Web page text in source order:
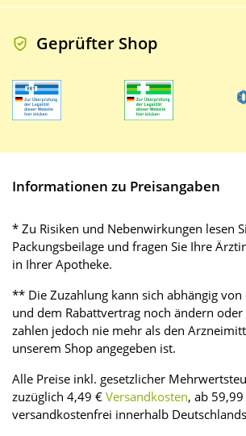
Geprüfter Shop
Informationen zu Preisangaben
* Zu Risiken und Nebenwirkungen lesen
Packungsbeilage und fragen Sie Ihre
in Ihrer Apotheke.
** Die Zuzahlung kann sich abhängig von
und dem Rabattvertrag noch ändern oder
zahlen jedoch nie mehr als den
unserem Shop angegeben ist.
Alle Preise inkl. gesetzlicher
zuzüglich 4,49 € Versandkosten, ab
versandkostenfrei innerhalb